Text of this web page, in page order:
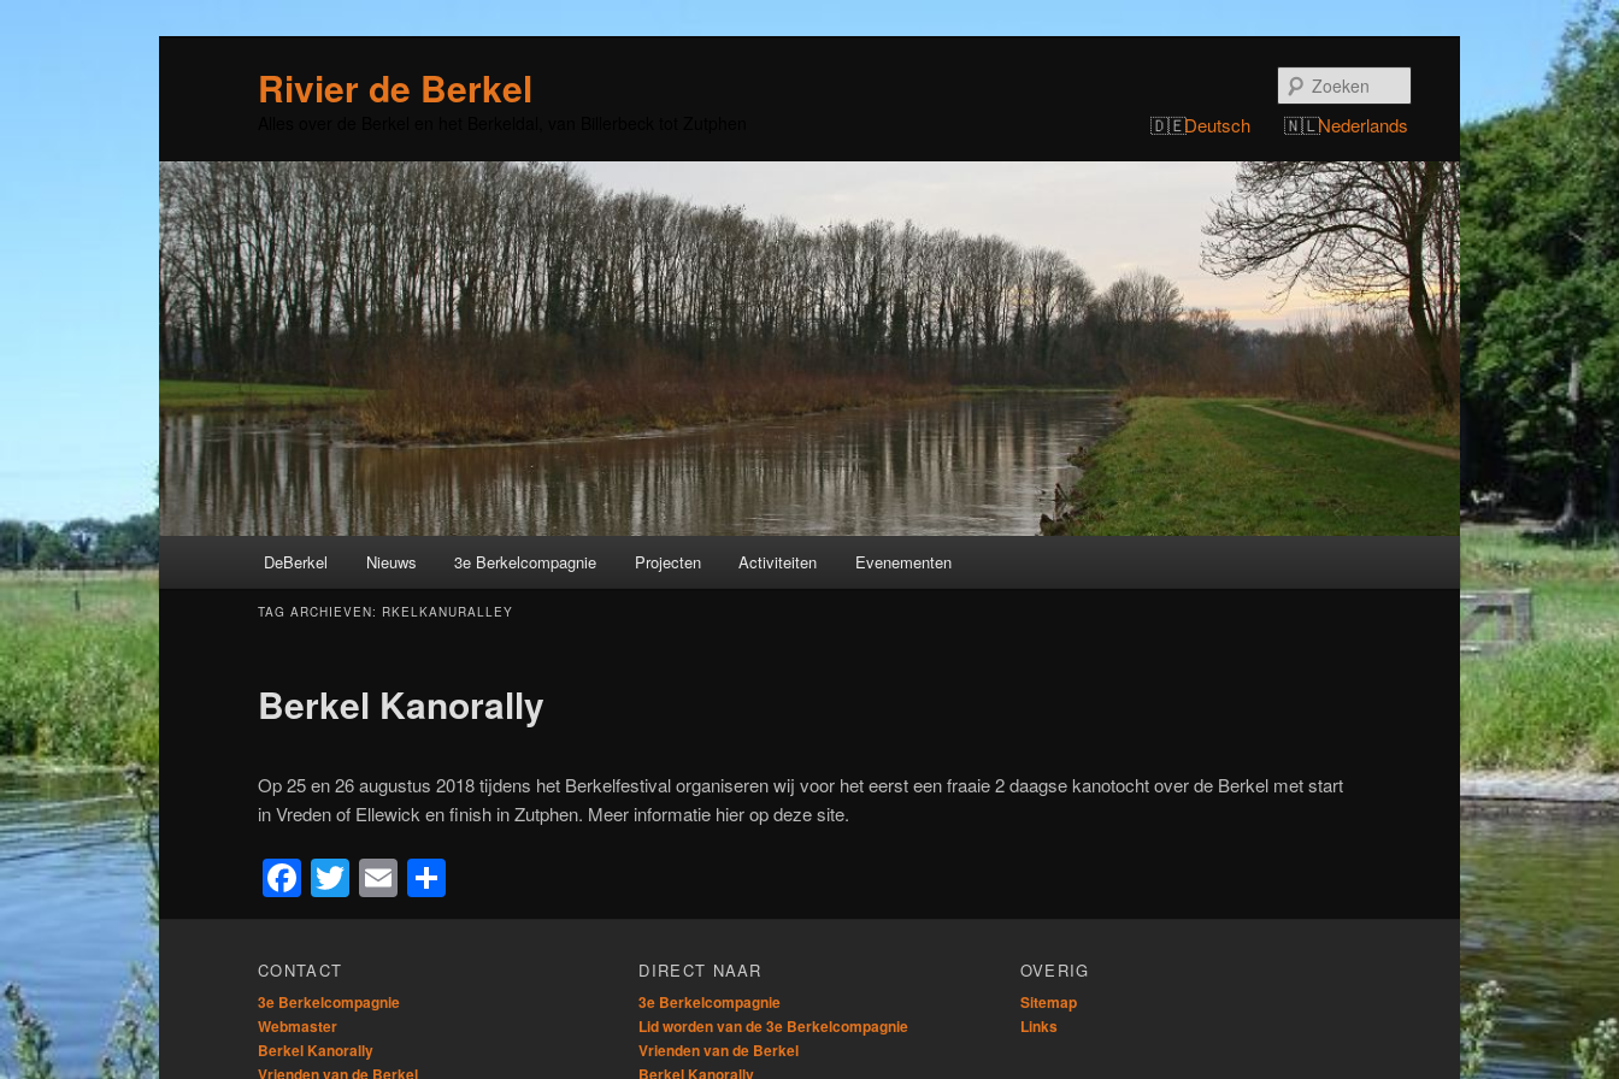
Rivier de Berkel
Deutsch Nederlands
Spring
naar
inhoud
Spring
naar
inhoud
DeBerkel Nieuws 3e Berkelcompagnie Projecten Activiteiten Evenementen
TAG ARCHIEVEN: RKELKANURALLEY
Berkel Kanorally
Op 25 en 26 augustus 2018 tijdens het Berkelfestival organiseren wij voor het eerst een fraaie 2 daagse kanotocht over de Berkel met start
in Vreden of Ellewick en finish in Zutphen. Meer informatie hier op deze site.
Facebook
Twitter
Email
CONTACT
3e Berkelcompagnie
Webmaster
Berkel Kanorally
Vrienden van de Berkel
DIRECT NAAR
3e Berkelcompagnie
Lid worden van de 3e Berkelcompagnie
Vrienden van de Berkel
Berkel Kanorally
OVERIG
Sitemap
Links